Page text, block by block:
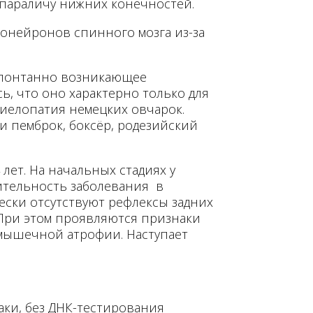
нижних конечностей.
спинного мозга из-за
возникающее
что оно характерно только для
немецких овчарок.
боксёр, родезийский
На начальных стадиях у
заболевания в
отсутствуют рефлексы задних
этом проявляются признаки
атрофии. Наступает
без ДНК-тестирования